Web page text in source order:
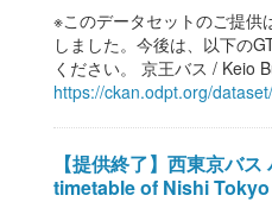
※このデータセットのご提供
しました。今後は、以下の
ください。 京王バス / Keio
https://ckan.odpt.org/
【提供終了】西東京バ
timetable of Nishi